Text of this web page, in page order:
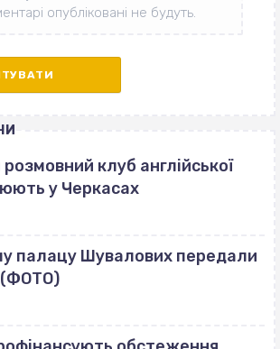
клуб англійської
у Черкасах
палацу Шувалових передали
(ФОТО)